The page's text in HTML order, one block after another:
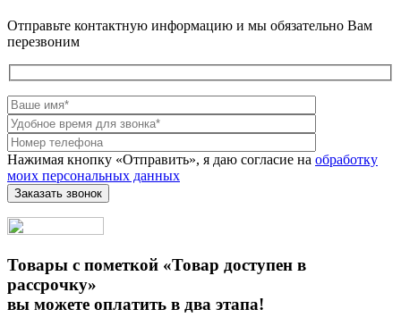
Отправьте контактную информацию и мы обязательно Вам
перезвоним
Нажимая кнопку «Отправить», я даю согласие на обработку
моих персональных данных
Товары с пометкой «Товар доступен в
рассрочку»
вы можете оплатить в два этапа!